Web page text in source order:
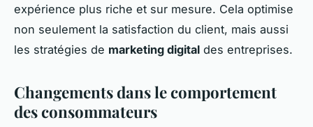
expérience plus riche et sur mesure. Cela optimise
non seulement la satisfaction du client, mais aussi
les stratégies de marketing digital des entreprises.
Changements dans le comportement
des consommateurs